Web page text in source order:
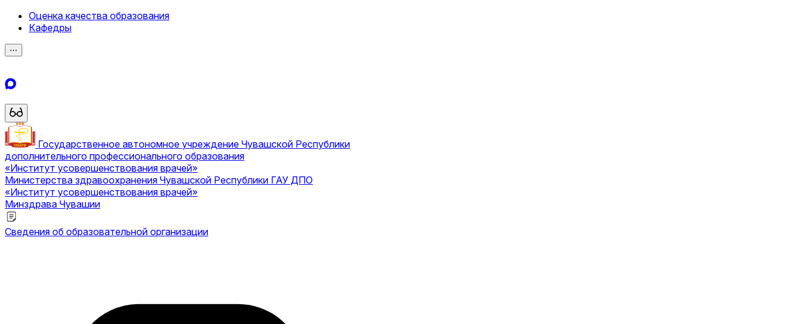
Оценка качества образования
Кафедры
⋯
Государственное автономное учреждение Чувашской Республики
дополнительного профессионального образования
«Институт усовершенствования врачей»
Министерства здравоохранения Чувашской Республики ГАУ ДПО
«Институт усовершенствования врачей»
Минздрава Чувашии
Сведения об образовательной организации